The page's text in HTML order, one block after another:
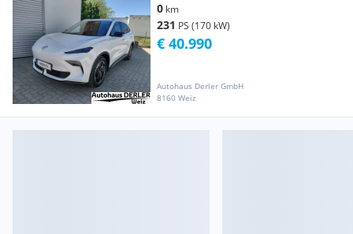
0 km
231 PS (170 kW)
Autohaus Derler GmbH
8160 Weiz
€ 40.990